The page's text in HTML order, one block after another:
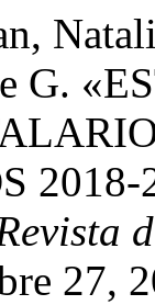
G.
27,